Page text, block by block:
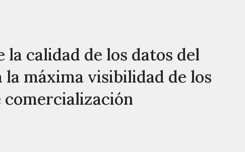
calidad de los datos del
máxima visibilidad de los
comercialización